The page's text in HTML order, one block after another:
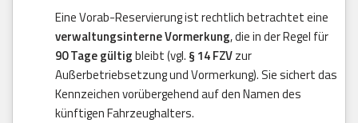
Eine Vorab-Reservierung ist rechtlich betrachtet eine
verwaltungsinterne Vormerkung, die in der Regel für
90 Tage gültigbleibt (vgl. § 14 FZVzur
Außerbetriebsetzung und Vormerkung). Sie sichert das
Kennzeichen vorübergehend auf den Namen des
künftigen Fahrzeughalters.